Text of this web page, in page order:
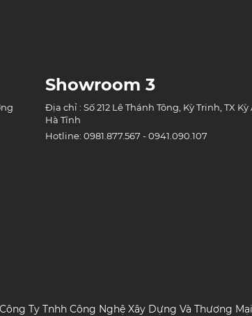
Showroom 3
Địa chỉ : Số 212 Lê Thánh Tông, Kỳ Trinh, TX Kỳ
Hà Tĩnh
Hotline: 0981.877.567 - 0941.090.107
Công Ty Tnhh Công Nghệ Xây Dựng Và Thương